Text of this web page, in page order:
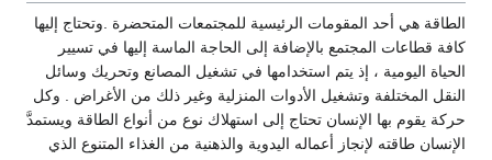
الطاقة هي أحد المقومات الرئيسية للمجتمعات المتحضرة .وتحتاج إليها
كافة قطاعات المجتمع بالإضافة إلى الحاجة الماسة إليها في تسيير
الحياة اليومية ، إذ يتم استخدامها في تشغيل المصانع وتحريك وسائل
النقل المختلفة وتشغيل الأدوات المنزلية وغير ذلك من الأغراض . وكل
حركة يقوم بها الإنسان تحتاج إلى استهلاك نوع من أنواع الطاقة ويستمدَّ
الإنسان طاقته لإنجاز أعماله اليدوية والذهنية من الغذاء المتنوع الذي